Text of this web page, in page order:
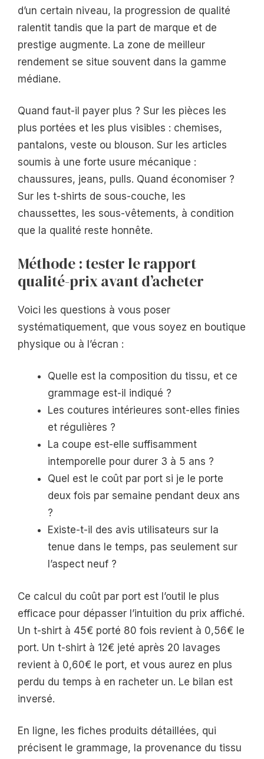
d’un certain niveau, la progression de qualité
ralentit tandis que la part de marque et de
prestige augmente. La zone de meilleur
rendement se situe souvent dans la gamme
médiane.
Quand faut-il payer plus ? Sur les pièces les
plus portées et les plus visibles : chemises,
pantalons, veste ou blouson. Sur les articles
soumis à une forte usure mécanique :
chaussures, jeans, pulls. Quand économiser ?
Sur les t-shirts de sous-couche, les
chaussettes, les sous-vêtements, à condition
que la qualité reste honnête.
Méthode : tester le rapport
qualité-prix avant d’acheter
Voici les questions à vous poser
systématiquement, que vous soyez en boutique
physique ou à l’écran :
Quelle est la composition du tissu, et ce
grammage est-il indiqué ?
Les coutures intérieures sont-elles finies
et régulières ?
La coupe est-elle suffisamment
intemporelle pour durer 3 à 5 ans ?
Quel est le coût par port si je le porte
deux fois par semaine pendant deux ans
?
Existe-t-il des avis utilisateurs sur la
tenue dans le temps, pas seulement sur
l’aspect neuf ?
Ce calcul du coût par port est l’outil le plus
efficace pour dépasser l’intuition du prix affiché.
Un t-shirt à 45€ porté 80 fois revient à 0,56€ le
port. Un t-shirt à 12€ jeté après 20 lavages
revient à 0,60€ le port, et vous aurez en plus
perdu du temps à en racheter un. Le bilan est
inversé.
En ligne, les fiches produits détaillées, qui
précisent le grammage, la provenance du tissu